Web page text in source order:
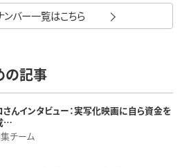
ンバー一覧はこちら
の記事
んインタビュー：実写化映画に自ら資金を
…
チーム